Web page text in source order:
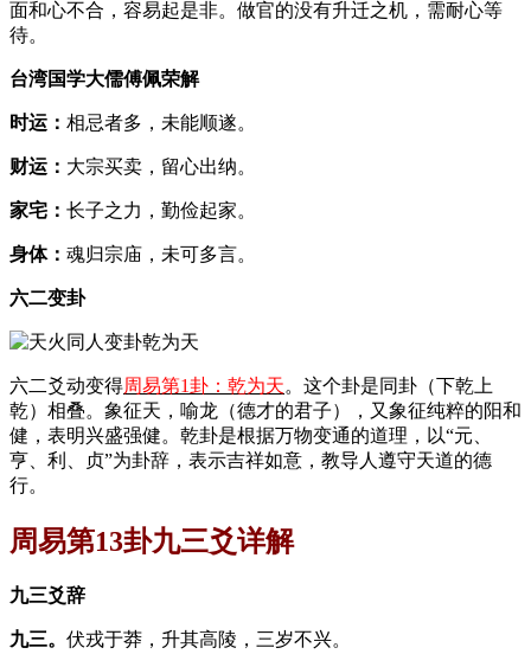
面和心不合，容易起是非。做官的没有升迁之机，需耐心等
待。
台湾国学大儒傅佩荣解
时运： 相忌者多，未能顺遂。
财运： 大宗买卖，留心出纳。
家宅： 长子之力，勤俭起家。
身体： 魂归宗庙，未可多言。
六二变卦
六二爻动变得周易第1卦：乾为天。这个卦是同卦（下乾上
乾）相叠。象征天，喻龙（德才的君子），又象征纯粹的阳和
健，表明兴盛强健。乾卦是根据万物变通的道理，以“元、
亨、利、贞”为卦辞，表示吉祥如意，教导人遵守天道的德
行。
周易第13卦九三爻详解
九三爻辞
九三。 伏戎于莽，升其高陵，三岁不兴。